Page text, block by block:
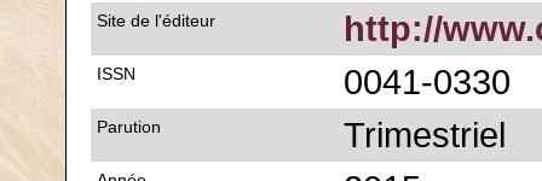
Site de l'éditeur http://
ISSN 0041-0330
Parution Trimestriel